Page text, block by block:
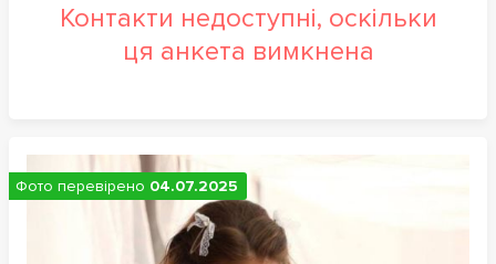
Контакти недоступні, оскільки
ця анкета вимкнена
Фото перевірено 04.07.2025